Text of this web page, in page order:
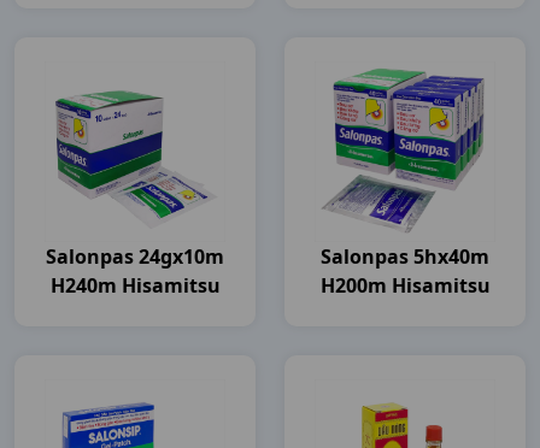
Salonpas 24gx10m
H240m Hisamitsu
Salonpas 5hx40m
H200m Hisamitsu